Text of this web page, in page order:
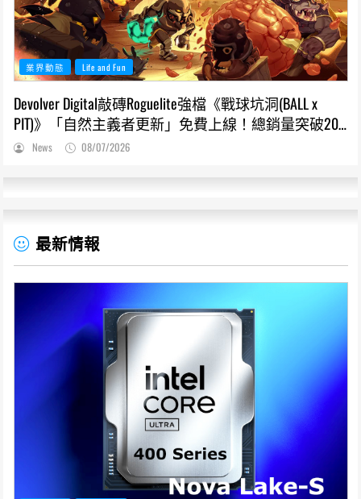
業界動態 Life and Fun
Devolver Digital敲磚Roguelite強檔《戰球坑洞(BALL x
PIT)》「自然主義者更新」免費上線！總銷量突破200
萬份，遊戲史低66折熱銷中
News 08/07/2026
最新情報